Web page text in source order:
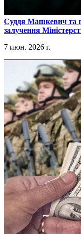
​Суддя Машкевич та
залучення
7 июн. 2026 г.